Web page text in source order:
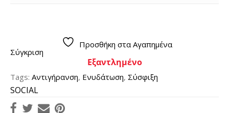
Προσθήκη στα Αγαπημένα
Σύγκριση
Εξαντλημένο
Tags: Αντιγήρανση, Ενυδάτωση, Σύσφιξη
SOCIAL